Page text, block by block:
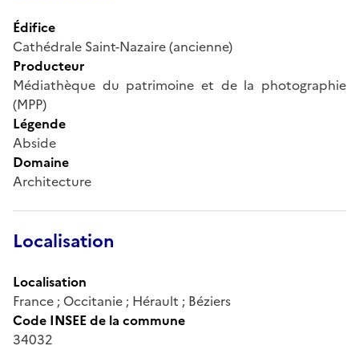
Édifice
Cathédrale Saint-Nazaire (ancienne)
Producteur
Médiathèque du patrimoine et de la photographie
(MPP)
Légende
Abside
Domaine
Architecture
Localisation
Localisation
France ; Occitanie ; Hérault ; Béziers
Code INSEE de la commune
34032